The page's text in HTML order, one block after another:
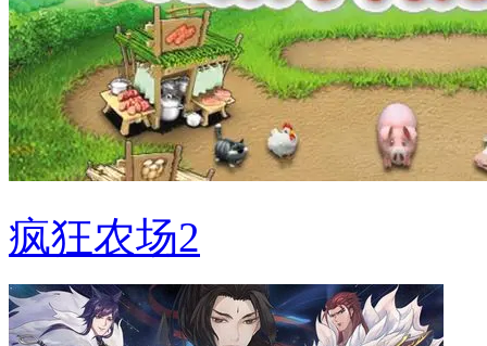
疯狂农场2